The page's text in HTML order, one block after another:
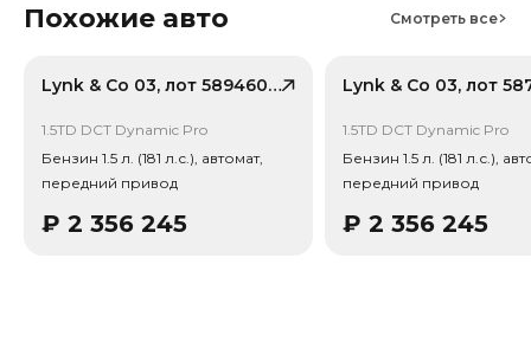
Прогноз стоимости (по данным che): сейчас авто стоит
сборов РФ.
Привод - Передний привод (FWD).
Похожие авто Смотреть все
Lynk & Co 03, лот 58946039
1.5TD DCT Dynamic Pro
Бензин 1.5 л. (181 л.с.), автомат,
передний привод
₽ 2 356 245
1.5TD DCT Dynamic Pro
Бензин 1.5 л. (181 л.с.),
передний привод
₽ 2 356 245